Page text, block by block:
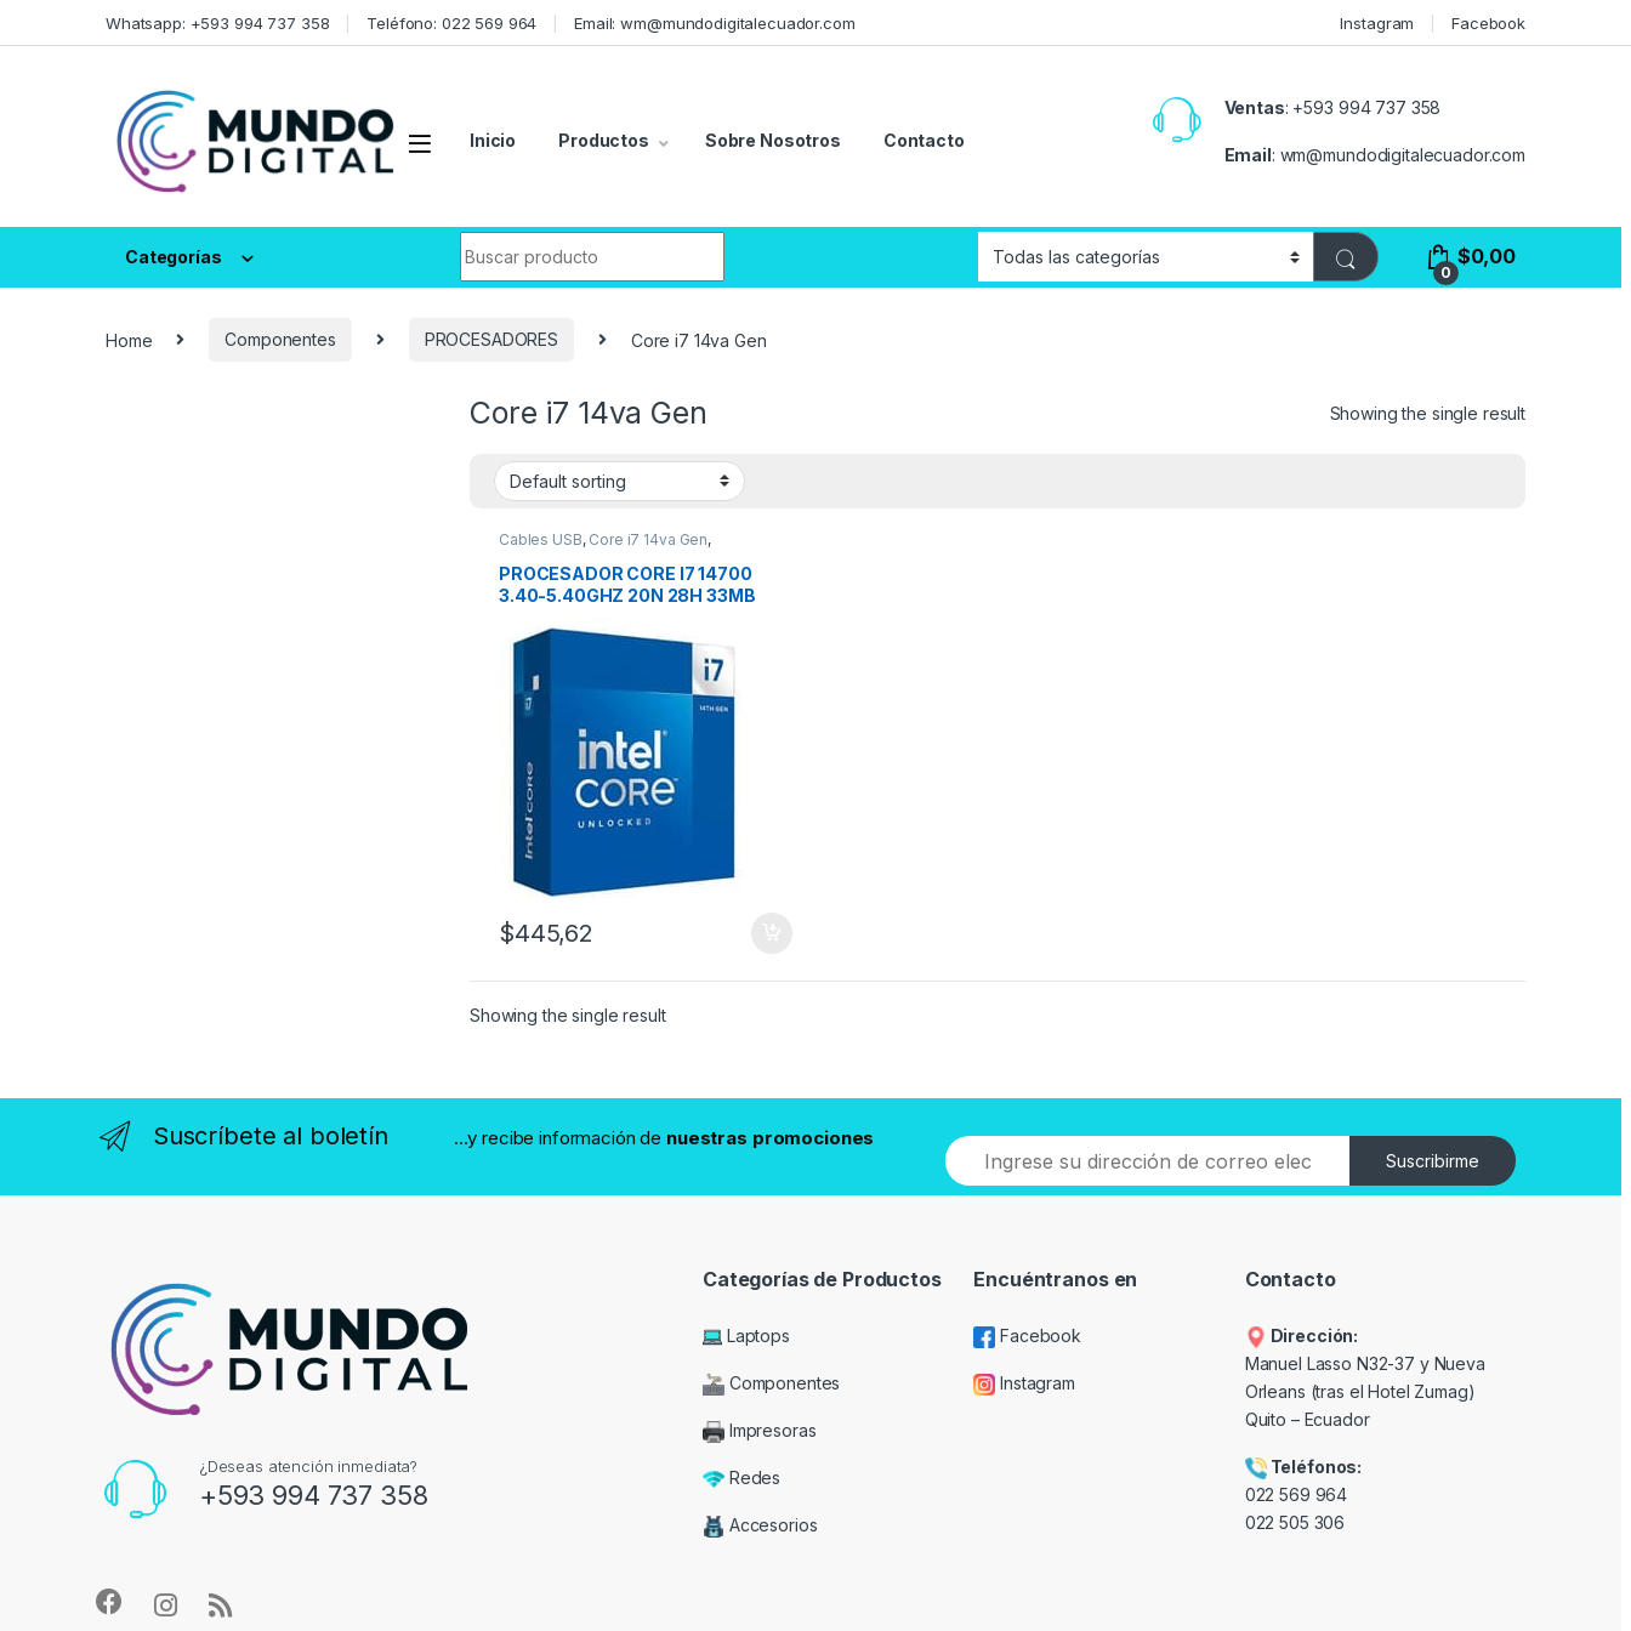
Whatsapp: +593 994 737 358 Teléfono: 022 569 964 Email: wm@mundodigitalecuador.com Instagram Facebook
Inicio Productos Sobre Nosotros Contacto
Ventas: +593 994 737 358
Email: wm@mundodigitalecuador.com
Categorías
0
$0,00
Home Componentes PROCESADORES Core i7 14va Gen
Core i7 14va Gen Showing the single result
Cables USB, Core i7 14va Gen,
PROCESADOR CORE I7 14700
3.40-5.40GHZ 20N 28H 33MB
$445,62
Showing the single result
Suscríbete al boletín ...y recibe información de nuestras promociones
Suscribirme
¿Deseas atención inmediata?
+593 994 737 358
Categorías de Productos
Laptops
Componentes
Impresoras
Redes
Accesorios
Encuéntranos en
Facebook
Instagram
Contacto
Dirección:
Manuel Lasso N32-37 y Nueva
Orleans (tras el Hotel Zumag)
Quito – Ecuador
Teléfonos:
022 569 964
022 505 306